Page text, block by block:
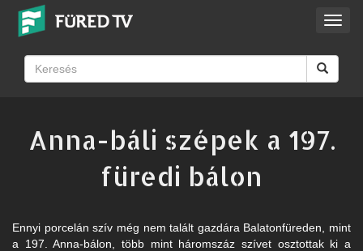
Anna-báli szépek a 197.
füredi bálon
Ennyi porcelán szív még nem talált gazdára Balatonfüreden, mint
a 197. Anna-bálon, több mint háromszáz szívet osztottak ki a